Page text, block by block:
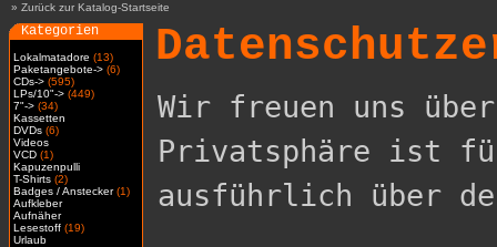
» Zurück zur Katalog-Startseite
Kategorien
Lokalmatadore (13)
Paketangebote-> (6)
CDs-> (595)
LPs/10"-> (449)
7"-> (34)
Kassetten
DVDs (6)
Videos
VCD (1)
Kapuzenpulli
T-Shirts (2)
Badges / Anstecker(1)
Aufkleber
Aufnäher
Lesestoff (19)
Urlaub
Wir freuen uns
Privatsphäre ist
ausführlich über